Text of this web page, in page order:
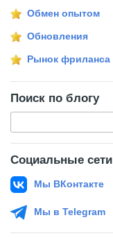
Обмен опытом
Обновления
Рынок фриланса
Поиск по блогу
Социальные сети
Мы ВКонтакте
Мы в Telegram